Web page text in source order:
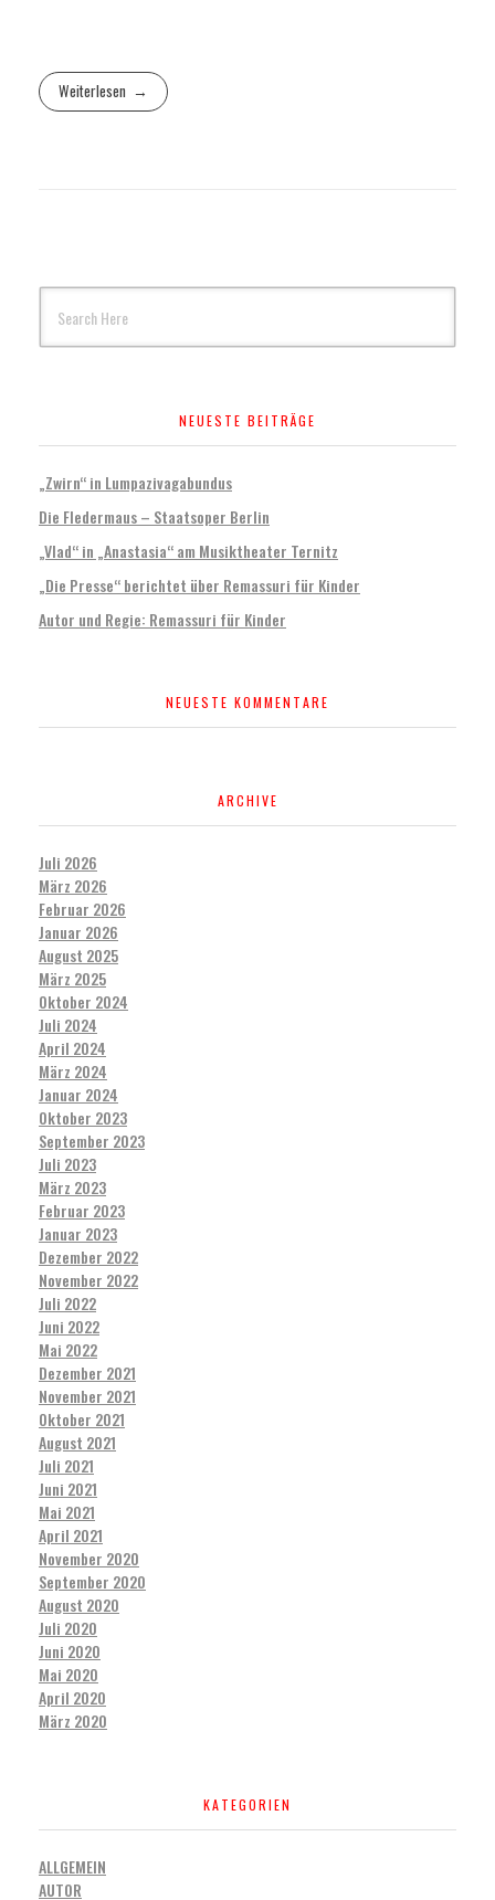
Weiterlesen
NEUESTE BEITRÄGE
„Zwirn“ in Lumpazivagabundus
Die Fledermaus – Staatsoper Berlin
„Vlad“ in „Anastasia“ am Musiktheater Ternitz
„Die Presse“ berichtet über Remassuri für Kinder
Autor und Regie: Remassuri für Kinder
NEUESTE KOMMENTARE
ARCHIVE
Juli 2026
März 2026
Februar 2026
Januar 2026
August 2025
März 2025
Oktober 2024
Juli 2024
April 2024
März 2024
Januar 2024
Oktober 2023
September 2023
Juli 2023
März 2023
Februar 2023
Januar 2023
Dezember 2022
November 2022
Juli 2022
Juni 2022
Mai 2022
Dezember 2021
November 2021
Oktober 2021
August 2021
Juli 2021
Juni 2021
Mai 2021
April 2021
November 2020
September 2020
August 2020
Juli 2020
Juni 2020
Mai 2020
April 2020
März 2020
KATEGORIEN
ALLGEMEIN
AUTOR